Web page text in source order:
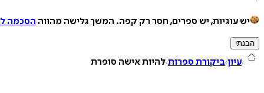
יש עוגיות, יש ספרים, חסר רק קפה. המשך גלישה מהווה הסכמה
הבנתי
עיון ביקורת ספרות להיות אישה סופרת